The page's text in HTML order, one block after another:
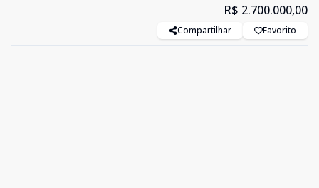
R$ 2.700.000,00
Compartilhar Favorito